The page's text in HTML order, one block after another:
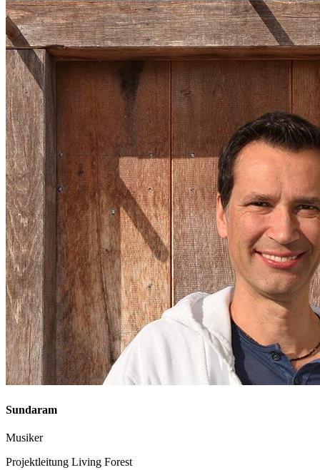
Sundaram
Musiker
Projektleitung Living Forest